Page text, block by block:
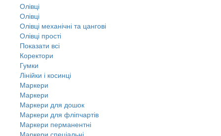
Олівці
Олівці
Олівці механічні та цангові
Олівці прості
Показати всі
Коректори
Гумки
Лінійки і косинці
Маркери
Маркери
Маркери для дошок
Маркери для фліпчартів
Маркери перманентні
Маркери спеціальні